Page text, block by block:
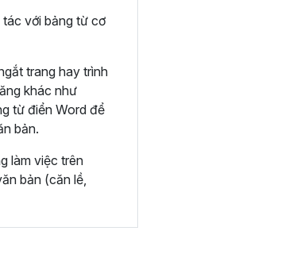
với bảng từ cơ
trang hay trình
khác như
từ điển Word để
bản.
làm việc trên
bản (căn lề,